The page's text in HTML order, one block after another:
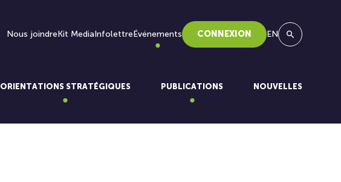
Nous joindreKit MediaInfolettreÉvénements CONNEXION EN
ORIENTATIONS STRATÉGIQUES PUBLICATIONS NOUVELLES